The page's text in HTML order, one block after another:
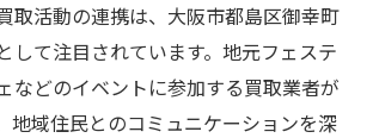
取活動の連携は、大阪市都島区御幸町
して注目されています。地元フェステ
などのイベントに参加する買取業者が
地域住民とのコミュニケーションを深